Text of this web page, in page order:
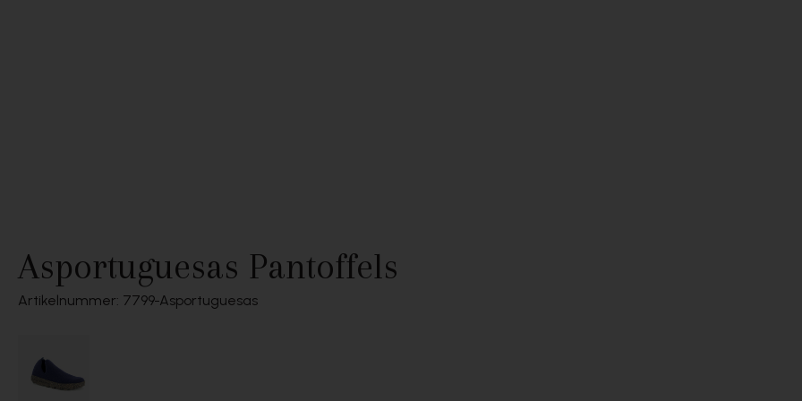
Asportuguesas Pantoffels
Artikelnummer: 7799 Asportuguesas